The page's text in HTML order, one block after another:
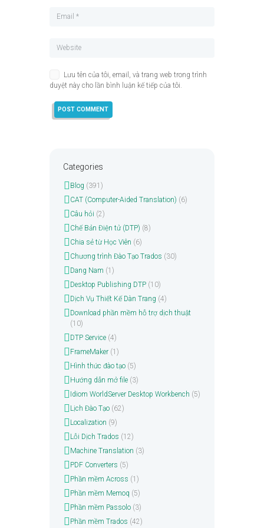
Lưu tên của tôi, email, và trang web trong trình
duyệt này cho lần bình luận kế tiếp của tôi.
Categories
Blog (391)
CAT (Computer-Aided Translation) (6)
Câu hỏi (2)
Chế Bản Điện tử (DTP) (8)
Chia sẻ từ Học Viên (6)
Chương trình Đào Tạo Trados (30)
Dang Nam (1)
Desktop Publishing DTP(10)
Dịch Vụ Thiết Kế Dàn Trang (4)
Download phần mềm hỗ trợ dịch thuật
(10)
DTP Service(4)
FrameMaker(1)
Hình thức đào tạo(5)
Hướng dẫn mở file(3)
Idiom WorldServer Desktop Workbench (5)
Lịch Đào Tạo(62)
Localization (9)
Lỗi Dịch Trados (12)
Machine Translation (3)
PDF Converters (5)
Phần mềm Across (1)
Phần mềm Memoq (5)
Phần mềm Passolo(3)
Phần mềm Trados (42)